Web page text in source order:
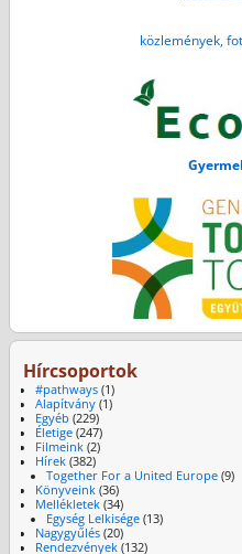
közlemények,
Hírcsoportok
#pathways(1)
Alapítvány(1)
Egyéb (229)
Életige(247)
Filmeink(2)
Hírek(382)
Together For a United Europe (9)
Könyveink(36)
Mellékletek(34)
Egység Lelkisége (13)
Nagygyűlés(20)
Rendezvények(132)